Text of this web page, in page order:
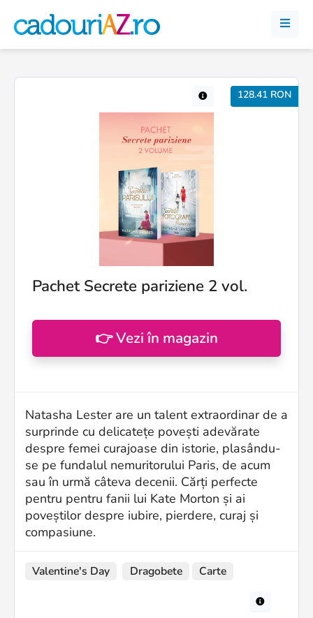
128.41 RON
Pachet Secrete pariziene 2 vol.
👉 Vezi în magazin
Natasha Lester are un talent extraordinar de a
surprinde cu delicatețe povești adevărate
despre femei curajoase din istorie, plasându-
se pe fundalul nemuritorului Paris, de acum
sau în urmă câteva decenii. Cărți perfecte
pentru pentru fanii lui Kate Morton și ai
poveștilor despre iubire, pierdere, curaj și
compasiune.
Valentine's Day Dragobete Carte